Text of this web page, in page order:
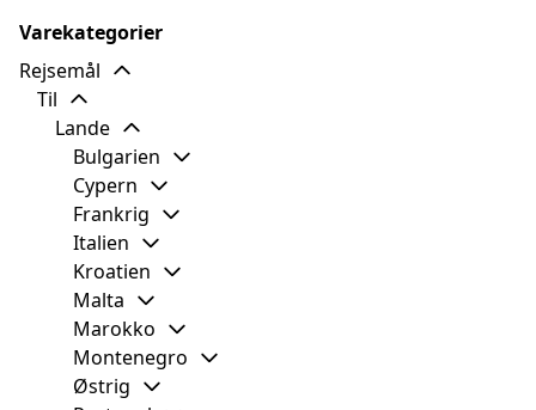
Varekategorier
Rejsemål
Til
Lande
Bulgarien
Cypern
Frankrig
Italien
Kroatien
Malta
Marokko
Montenegro
Østrig